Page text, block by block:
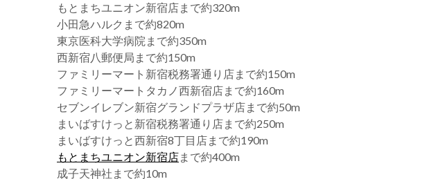
もとまちユニオン新宿店まで約320m
小田急ハルクまで約820m
東京医科大学病院まで約350m
西新宿八郵便局まで約150m
ファミリーマート新宿税務署通り店まで約150m
ファミリーマートタカノ西新宿店まで約160m
セブンイレブン新宿グランドプラザ店まで約50m
まいばすけっと新宿税務署通り店まで約250m
まいばすけっと西新宿8丁目店まで約190m
もとまちユニオン新宿店まで約400m
成子天神社まで約10m